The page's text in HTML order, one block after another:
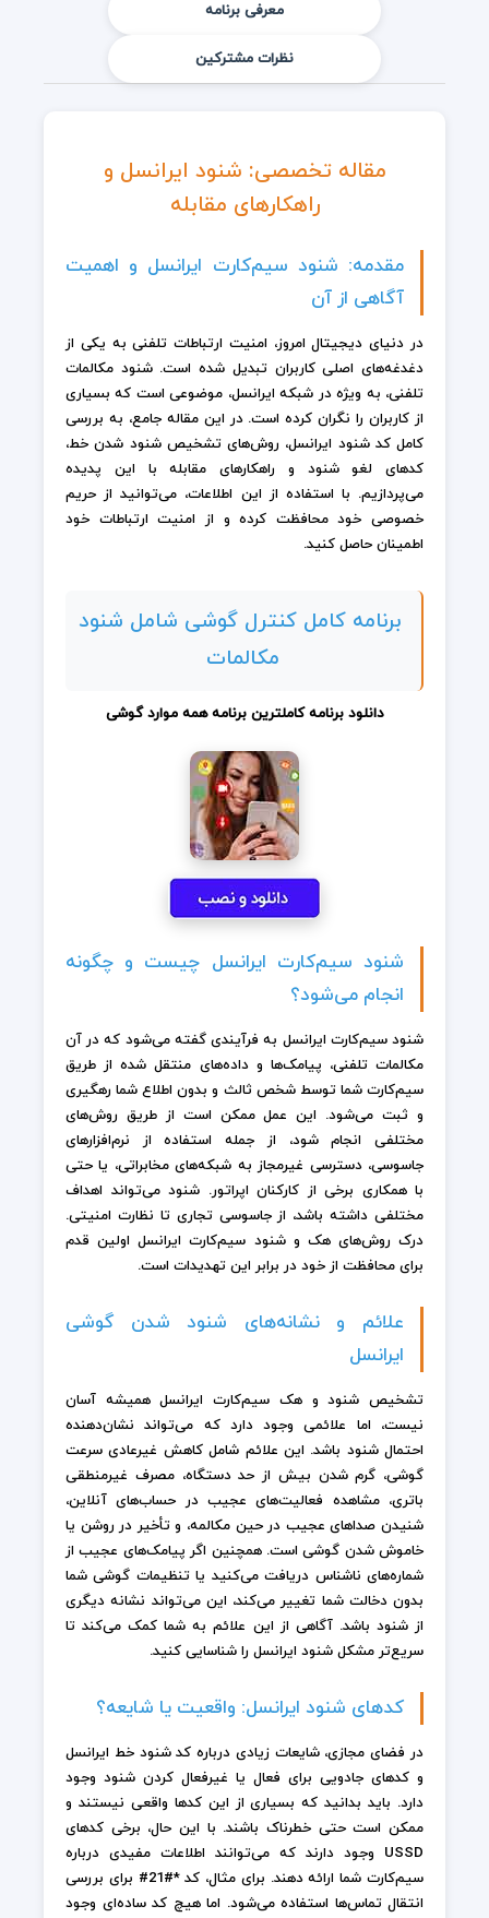
معرفی برنامه
نظرات مشترکین
مقاله تخصصی: شنود ایرانسل و
راهکارهای مقابله
مقدمه: شنود سیم‌کارت ایرانسل و اهمیت
آگاهی از آن
در دنیای دیجیتال امروز، امنیت ارتباطات تلفنی به یکی از
دغدغه‌های اصلی کاربران تبدیل شده است. شنود مکالمات
تلفنی، به ویژه در شبکه ایرانسل، موضوعی است که بسیاری
از کاربران را نگران کرده است. در این مقاله جامع، به بررسی
کامل کد شنود ایرانسل، روش‌های تشخیص شنود شدن خط،
کدهای لغو شنود و راهکارهای مقابله با این پدیده
می‌پردازیم. با استفاده از این اطلاعات، می‌توانید از حریم
خصوصی خود محافظت کرده و از امنیت ارتباطات خود
اطمینان حاصل کنید.
برنامه کامل کنترل گوشی شامل شنود
مکالمات
دانلود برنامه کاملترین برنامه همه موارد گوشی
شنود سیم‌کارت ایرانسل چیست و چگونه
انجام می‌شود؟
شنود سیم‌کارت ایرانسل به فرآیندی گفته می‌شود که در آن
مکالمات تلفنی، پیامک‌ها و داده‌های منتقل شده از طریق
سیم‌کارت شما توسط شخص ثالث و بدون اطلاع شما رهگیری
و ثبت می‌شود. این عمل ممکن است از طریق روش‌های
مختلفی انجام شود، از جمله استفاده از نرم‌افزارهای
جاسوسی، دسترسی غیرمجاز به شبکه‌های مخابراتی، یا حتی
با همکاری برخی از کارکنان اپراتور. شنود می‌تواند اهداف
مختلفی داشته باشد، از جاسوسی تجاری تا نظارت امنیتی.
درک روش‌های هک و شنود سیم‌کارت ایرانسل اولین قدم
برای محافظت از خود در برابر این تهدیدات است.
علائم و نشانه‌های شنود شدن گوشی
ایرانسل
تشخیص شنود و هک سیم‌کارت ایرانسل همیشه آسان
نیست، اما علائمی وجود دارد که می‌تواند نشان‌دهنده
احتمال شنود باشد. این علائم شامل کاهش غیرعادی سرعت
گوشی، گرم شدن بیش از حد دستگاه، مصرف غیرمنطقی
باتری، مشاهده فعالیت‌های عجیب در حساب‌های آنلاین،
شنیدن صداهای عجیب در حین مکالمه، و تأخیر در روشن یا
خاموش شدن گوشی است. همچنین اگر پیامک‌های عجیب از
شماره‌های ناشناس دریافت می‌کنید یا تنظیمات گوشی شما
بدون دخالت شما تغییر می‌کند، این می‌تواند نشانه دیگری
از شنود باشد. آگاهی از این علائم به شما کمک می‌کند تا
سریع‌تر مشکل شنود ایرانسل را شناسایی کنید.
کدهای شنود ایرانسل: واقعیت یا شایعه؟
در فضای مجازی، شایعات زیادی درباره کد شنود خط ایرانسل
و کدهای جادویی برای فعال یا غیرفعال کردن شنود وجود
دارد. باید بدانید که بسیاری از این کدها واقعی نیستند و
ممکن است حتی خطرناک باشند. با این حال، برخی کدهای
USSD وجود دارند که می‌توانند اطلاعات مفیدی درباره
سیم‌کارت شما ارائه دهند. برای مثال، کد *#21# برای بررسی
انتقال تماس‌ها استفاده می‌شود. اما هیچ کد ساده‌ای وجود